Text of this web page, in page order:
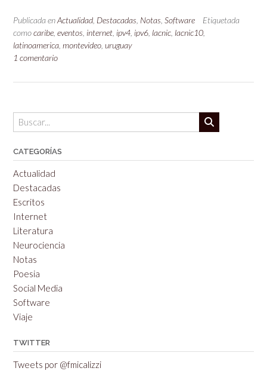
Publicada enActualidad Destacadas Notas Software
Etiquetada
comocaribe eventos internet ipv4 ipv6 lacnic lacnic10
latinoamerica montevideo uruguay
1 comentario
CATEGORÍAS
Actualidad
Destacadas
Escritos
Internet
Literatura
Neurociencia
Notas
Poesia
Social Media
Software
Viaje
TWITTER
Tweets por @fmicalizzi